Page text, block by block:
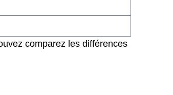
comparez les différences